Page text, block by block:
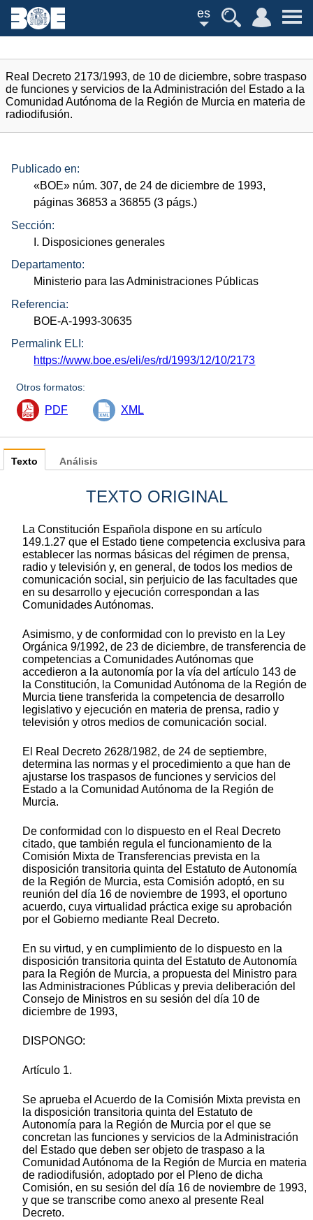
es
Real Decreto 2173/1993, de 10 de diciembre, sobre traspaso
de funciones y servicios de la Administración del Estado a la
Comunidad Autónoma de la Región de Murcia en materia de
radiodifusión.
Publicado en:
«BOE» núm. 307, de 24 de diciembre de 1993,
páginas 36853 a 36855 (3 págs.)
Sección:
I. Disposiciones generales
Departamento:
Ministerio para las Administraciones Públicas
Referencia:
BOE-A-1993-30635
Permalink ELI:
https://www.boe.es/eli/es/rd/1993/12/10/2173
Otros formatos:
PDF XML
Texto
TEXTO ORIGINAL
La Constitución Española dispone en su artículo
149.1.27 que el Estado tiene competencia exclusiva para
establecer las normas básicas del régimen de prensa,
radio y televisión y, en general, de todos los medios de
comunicación social, sin perjuicio de las facultades que
en su desarrollo y ejecución correspondan a las
Comunidades Autónomas.
Asimismo, y de conformidad con lo previsto en la Ley
Orgánica 9/1992, de 23 de diciembre, de transferencia de
competencias a Comunidades Autónomas que
accedieron a la autonomía por la vía del artículo 143 de
la Constitución, la Comunidad Autónoma de la Región de
Murcia tiene transferida la competencia de desarrollo
legislativo y ejecución en materia de prensa, radio y
televisión y otros medios de comunicación social.
El Real Decreto 2628/1982, de 24 de septiembre,
determina las normas y el procedimiento a que han de
ajustarse los traspasos de funciones y servicios del
Estado a la Comunidad Autónoma de la Región de
Murcia.
De conformidad con lo dispuesto en el Real Decreto
citado, que también regula el funcionamiento de la
Comisión Mixta de Transferencias prevista en la
disposición transitoria quinta del Estatuto de Autonomía
de la Región de Murcia, esta Comisión adoptó, en su
reunión del día 16 de noviembre de 1993, el oportuno
acuerdo, cuya virtualidad práctica exige su aprobación
por el Gobierno mediante Real Decreto.
En su virtud, y en cumplimiento de lo dispuesto en la
disposición transitoria quinta del Estatuto de Autonomía
para la Región de Murcia, a propuesta del Ministro para
las Administraciones Públicas y previa deliberación del
Consejo de Ministros en su sesión del día 10 de
diciembre de 1993,
DISPONGO:
Artículo 1.
Se aprueba el Acuerdo de la Comisión Mixta prevista en
la disposición transitoria quinta del Estatuto de
Autonomía para la Región de Murcia por el que se
concretan las funciones y servicios de la Administración
del Estado que deben ser objeto de traspaso a la
Comunidad Autónoma de la Región de Murcia en materia
de radiodifusión, adoptado por el Pleno de dicha
Comisión, en su sesión del día 16 de noviembre de 1993,
y que se transcribe como anexo al presente Real
Decreto.
Análisis